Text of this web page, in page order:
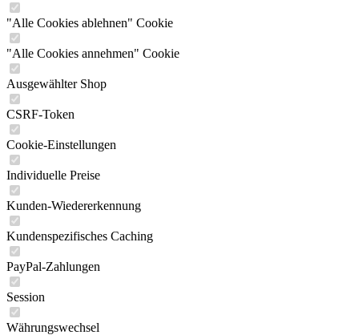
"Alle Cookies ablehnen" Cookie
"Alle Cookies annehmen" Cookie
Ausgewählter Shop
CSRF-Token
Cookie-Einstellungen
Individuelle Preise
Kunden-Wiedererkennung
Kundenspezifisches Caching
PayPal-Zahlungen
Session
Währungswechsel